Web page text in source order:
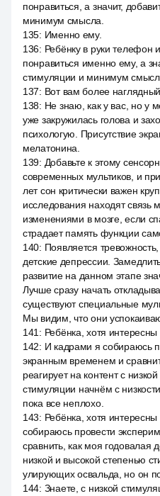
понравиться, а значит,
минимум смысла.
135: Именно ему.
136: Ребёнку в руки телефон
понравиться именно ему, а
стимуляции и минимум
137: Вот вам более
138: Не знаю, как у вас, но у
уже закружилась голова и
психологую. Присутствие
мелатонина.
139: Добавьте к этому
современных мультиков, и
лет сон критически важен
исследования находят связь
изменениями в мозге, если
страдает память функции
140: Появляется
детские депрессии.
развитие на данном этапе
Лучше сразу начать
существуют специальные
Мы видим, что они
141 : Ребёнка, хотя
142: И кадрами я собираюсь
экранным временем и
реагирует на контент с
стимуляции начнём с
пока все неплохо.
143: Ребёнка, хотя
собираюсь провести
сравнить, как моя годовалая
низкой и высокой степенью
улирующих освальда, но он
144: Знаете, с низкой